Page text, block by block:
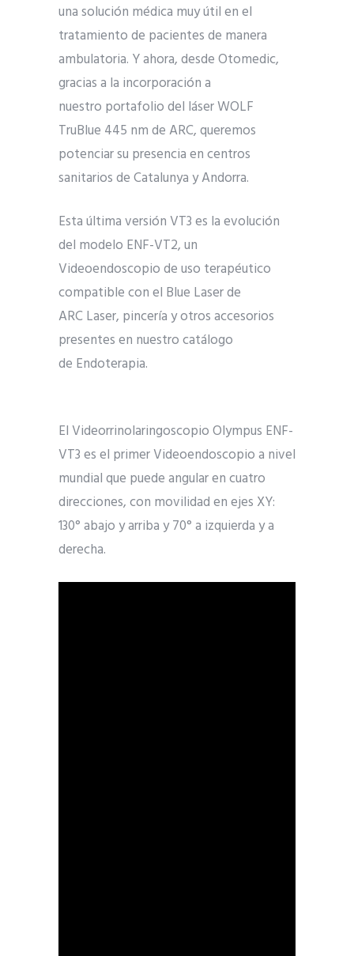
una solución médica muy útil en el
tratamiento de pacientes de manera
ambulatoria. Y ahora, desde Otomedic,
gracias a la incorporación a
nuestro portafolio del láser WOLF
TruBlue 445 nm de ARC, queremos
potenciar su presencia en centros
sanitarios de Catalunya y Andorra.
Esta última versión VT3 es la evolución
del modelo ENF-VT2, un
Videoendoscopio de uso terapéutico
compatible con el Blue Laser de
ARC Laser, pincería y otros accesorios
presentes en nuestro catálogo
de Endoterapia.
El Videorrinolaringoscopio Olympus ENF-
VT3 es el primer Videoendoscopio a nivel
mundial que puede angular en cuatro
direcciones, con movilidad en ejes XY:
130° abajo y arriba y 70° a izquierda y a
derecha.